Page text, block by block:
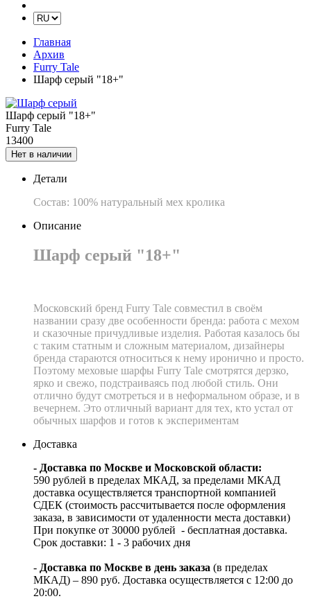
Главная
Архив
Furry Tale
Шарф серый "18+"
Шарф серый "18+"
Furry Tale
13400
Нет в наличии
Детали
Состав: 100% натуральный мех кролика
Описание
Шарф серый "18+"
Московский бренд Furry Tale совместил в своём
названии сразу две особенности бренда: работа с мехом
и сказочные причудливые изделия. Работая казалось бы
с таким статным и сложным материалом, дизайнеры
бренда стараются относиться к нему иронично и просто.
Поэтому меховые шарфы Furry Tale смотрятся дерзко,
ярко и свежо, подстраиваясь под любой стиль. Они
отлично будут смотреться и в неформальном образе, и в
вечернем. Это отличный вариант для тех, кто устал от
обычных шарфов и готов к экспериментам
Доставка
- Доставка по Москве и Московской области:
590 рублей в пределах МКАД, за пределами МКАД
доставка осуществляется транспортной компанией
СДЕК (стоимость рассчитывается после оформления
заказа, в зависимости от удаленности места доставки)
При покупке от 30000 рублей - бесплатная доставка.
Срок доставки: 1 - 3 рабочих дня
- Доставка по Москве в день заказа (в пределах
МКАД) – 890 руб. Доставка осуществляется с 12:00 до
20:00.